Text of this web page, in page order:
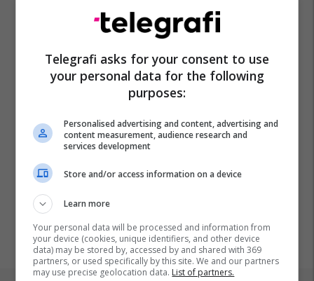
Telegrafi asks for your consent to use
your personal data for the following
purposes:
Personalised advertising and content, advertising and
content measurement, audience research and
services development
Store and/or access information on a device
Learn more
Your personal data will be processed and information from
your device (cookies, unique identifiers, and other device
data) may be stored by, accessed by and shared with 369
partners, or used specifically by this site. We and our partners
may use precise geolocation data. List of partners.